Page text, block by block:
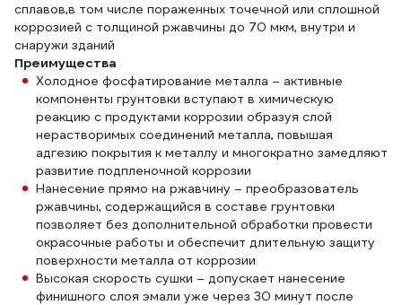
сплавов,в том числе пораженных точечной или сплошной
коррозией c толщиной ржавчины до 70 мкм, внутри и
снаружи зданий
Преимущества
Холодное фосфатирование металла – активные
компоненты грунтовки вступают в химическую
реакцию с продуктами коррозии образуя слой
нерастворимых соединений металла, повышая
адгезию покрытия к металлу и многократно замедляют
развитие подпленочной коррозии
Нанесение прямо на ржавчину – преобразователь
ржавчины, содержащийся в составе грунтовки
позволяет без дополнительной обработки провести
окрасочные работы и обеспечит длительную защиту
поверхности металла от коррозии
Высокая скорость сушки – допускает нанесение
финишного слоя эмали уже через 30 минут после